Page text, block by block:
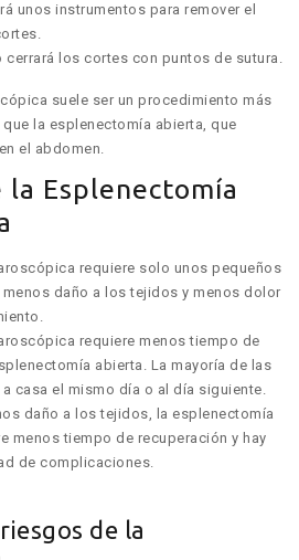
unos instrumentos para remover el
cerrará los cortes con puntos de sutura.
suele ser un procedimiento más
la esplenectomía abierta, que
el abdomen.
Esplenectomía
requiere solo unos pequeños
daño a los tejidos y menos dolor
requiere menos tiempo de
abierta. La mayoría de las
casa el mismo día o al día siguiente.
daño a los tejidos, la esplenectomía
menos tiempo de recuperación y hay
de complicaciones.
de la